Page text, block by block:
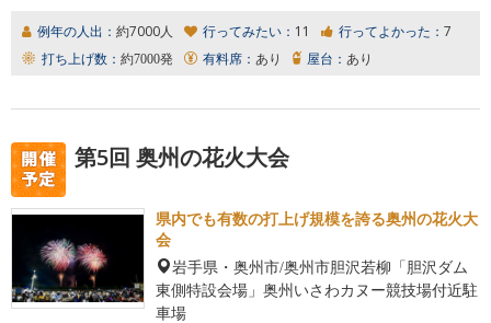
例年の人出： 約7000人 行ってみたい： 11 行ってよかった： 7
打ち上げ数： 約7000発 有料席： あり 屋台： あり
第5回 奥州の花火大会
県内でも有数の打上げ規模を誇る奥州の花火大
会
岩手県・奥州市/奥州市胆沢若柳「胆沢ダム
東側特設会場」奥州いさわカヌー競技場付近駐
車場